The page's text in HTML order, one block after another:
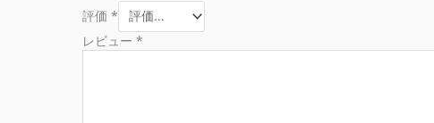
評価 *
レビュー *